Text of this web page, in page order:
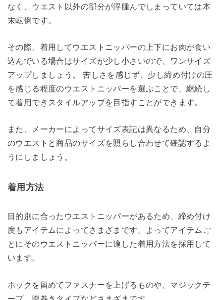
なく、ウエスト以外の部分が浮腫んでしまっていては本
末転倒です。
その際、着用してウエストニッパーの上下にお肉が食い
込んでいる場合はサイズが少し小さいので、ワンサイズ
アップしましょう。 苦しさを感じず、少し締め付けの圧
を感じる程度のウエストニッパーを選ぶことで、継続し
て着用できスタイルアップを目指すことができます。
また、メーカーによってサイズ表記は異なるため、自分
のウエストと商品のサイズを照らし合わせて確認するよ
うにしましょう。
着用方法
目的別に合ったウエストニッパーがあるため、締め付け
度もアイテムによってさまざまです。よってアイテムご
とにそのウエストニッパーに適した着用方法を採用して
います。
ホックを留めてファスナーを上げるものや、マジックテ